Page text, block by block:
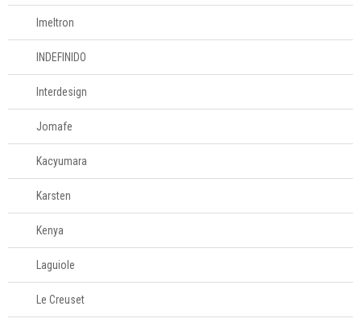
Imeltron
INDEFINIDO
Interdesign
Jomafe
Kacyumara
Karsten
Kenya
Laguiole
Le Creuset